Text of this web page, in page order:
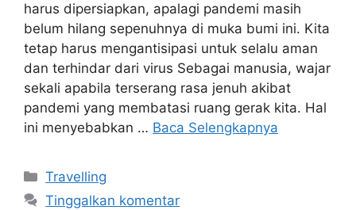
harus dipersiapkan, apalagi pandemi masih
belum hilang sepenuhnya di muka bumi ini. Kita
tetap harus mengantisipasi untuk selalu aman
dan terhindar dari virus Sebagai manusia, wajar
sekali apabila terserang rasa jenuh akibat
pandemi yang membatasi ruang gerak kita. Hal
ini menyebabkan … Baca Selengkapnya
Kategori
Travelling
Tinggalkan komentar